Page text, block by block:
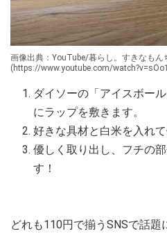
画像出典：YouTube/暮らし。すきなもん
(https://www.youtube.com/
ダイソーの「アイスボー
にラップを敷きます。
好きな具材と白米を入れ
優しく取り出し、フチの
す！
どれも110円で揃うSNSで話題